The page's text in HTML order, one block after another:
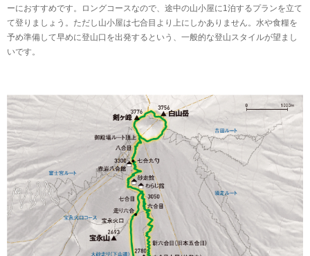
ーにおすすめです。ロングコースなので、途中の山小屋に1泊するプランを立て
て登りましょう。ただし山小屋は七合目より上にしかありません。水や食糧を
予め準備して早めに登山口を出発するという、一般的な登山スタイルが望まし
いです。